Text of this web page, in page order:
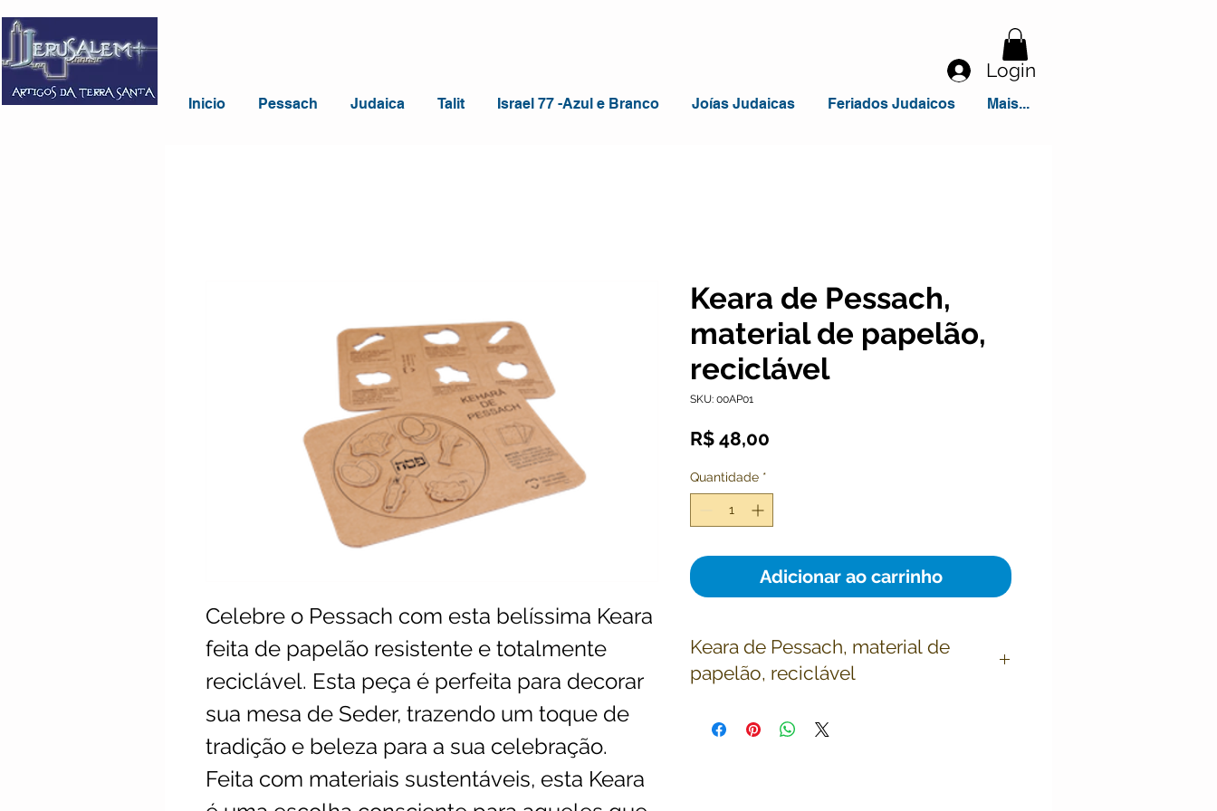
Inicio Pessach Judaica Talit Israel 77 -Azul e Branco Joías Judaicas Feriados Judaicos Mais...
Login
Celebre o Pessach com esta belíssima Keara
feita de papelão resistente e totalmente
reciclável. Esta peça é perfeita para decorar
sua mesa de Seder, trazendo um toque de
tradição e beleza para a sua celebração.
Feita com materiais sustentáveis, esta Keara
Keara de Pessach,
material de papelão,
reciclável
SKU: 00AP01
R$ 48,00
Quantidade *
Adicionar ao carrinho
Keara de Pessach, material de
papelão, reciclável
reciclavel.